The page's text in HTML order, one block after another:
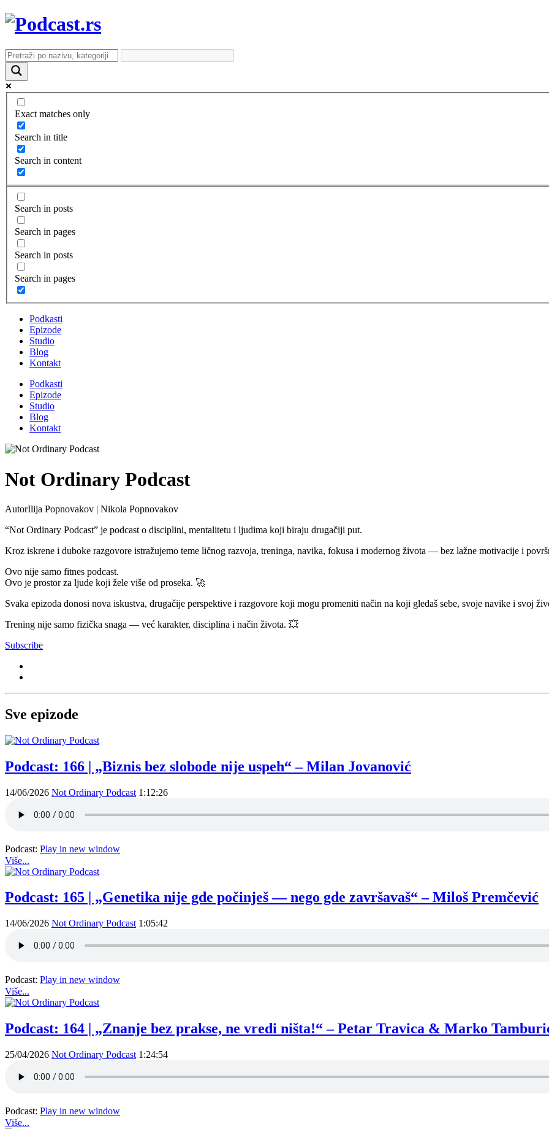
Exact matches only
Search in title
Search in content
Search in posts
Search in pages
Search in posts
Search in pages
Podkasti
Epizode
Studio
Blog
Kontakt
Podkasti
Epizode
Studio
Blog
Kontakt
Not Ordinary Podcast
AutorIlija Popnovakov | Nikola Popnovakov
“Not Ordinary Podcast” je podcast o disciplini, mentalitetu i ljudima koji biraju drugačiji put.
Kroz iskrene i duboke razgovore istražujemo teme ličnog razvoja, treninga, navika, fokusa i modernog života — bez lažne motivacije i
Ovo nije samo fitnes podcast.
Ovo je prostor za ljude koji žele više od proseka. 🚀
Svaka epizoda donosi nova iskustva, drugačije perspektive i razgovore koji mogu promeniti način na koji gledaš sebe, svoje navike i svoj
Trening nije samo fizička snaga — već karakter, disciplina i način života. 💥
Subscribe
Sve epizode
Podcast: 166 | „Biznis bez slobode nije uspeh“ – Milan Jovanović
14/06/2026 Not Ordinary Podcast 1:12:26
Podcast: Play in new window
Više...
Podcast: 165 | „Genetika nije gde počinješ — nego gde završavaš“ – Miloš Premčević
14/06/2026 Not Ordinary Podcast 1:05:42
Podcast: Play in new window
Više...
Podcast: 164 | „Znanje bez prakse, ne vredi ništa!“ – Petar Travica & Marko
25/04/2026 Not Ordinary Podcast 1:24:54
Podcast: Play in new window
Više...